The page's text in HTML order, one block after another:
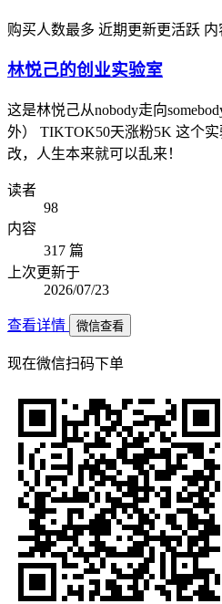
购买人数最多 近期更新更活跃 内
林悦己的创业实验室
这是林悦己从nobody走向
外） TIKTOK50天涨粉5K 这个
改，人生本来就可以乱来！
读者
98
内容
317 篇
上次更新于
2026/07/23
查看详情 微信查看
现在微信扫码下单